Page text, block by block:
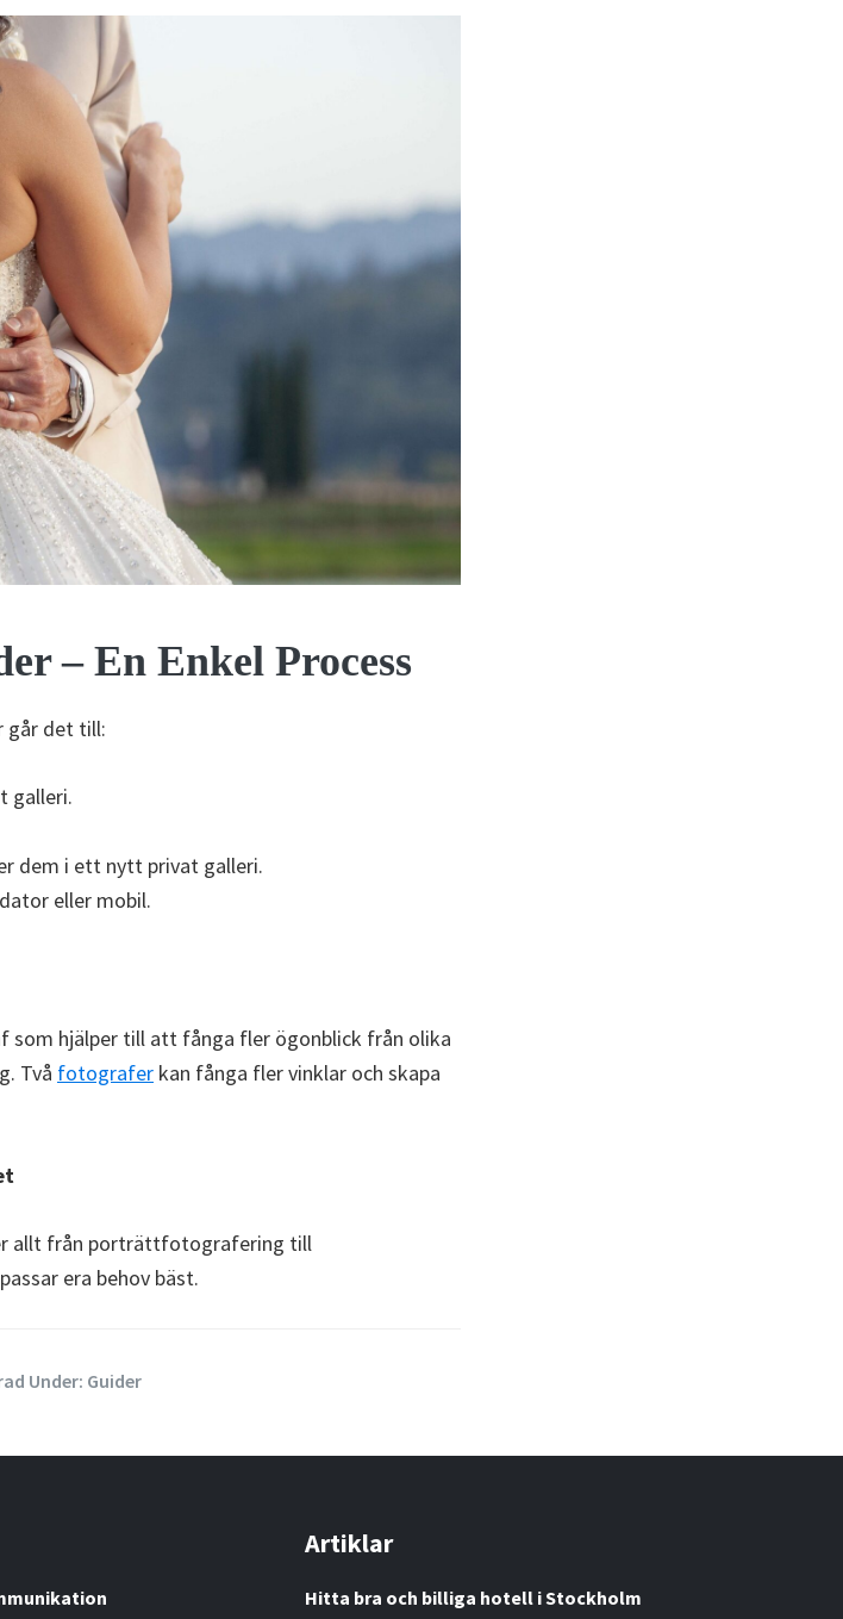
– En Enkel Process
går det till:
galleri.
dem i ett nytt privat galleri.
eller mobil.
hjälper till att fånga fler ögonblick från olika
Två fotografer kan fånga fler vinklar och skapa
allt från porträttfotografering till
era behov bäst.
Under: Guider
Artiklar
Hitta bra och billiga hotell i Stockholm